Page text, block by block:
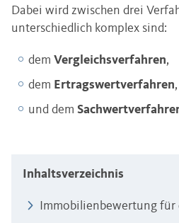
Inhaltsverzeichnis
Immobilienbewertung für
Dabei wird zwischen drei
unterschiedlich komplex sind:
dem Vergleichsverfahren,
dem Ertragswertverfahren,
und dem